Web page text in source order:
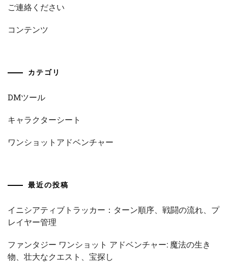
ご連絡ください
コンテンツ
カテゴリ
DMツール
キャラクターシート
ワンショットアドベンチャー
最近の投稿
イニシアティブトラッカー：ターン順序、戦闘の流れ、プ
レイヤー管理
ファンタジー ワンショット アドベンチャー: 魔法の生き
物、壮大なクエスト、宝探し